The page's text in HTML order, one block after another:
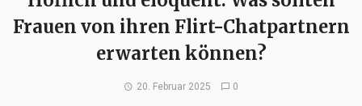
Frauen von ihren Flirt-Chatpartnern
erwarten können?
20. Februar 2025 0